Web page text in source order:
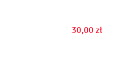
30,00 zł